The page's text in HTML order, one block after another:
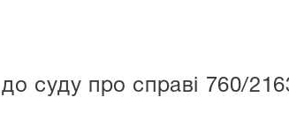
суду про справі 760/